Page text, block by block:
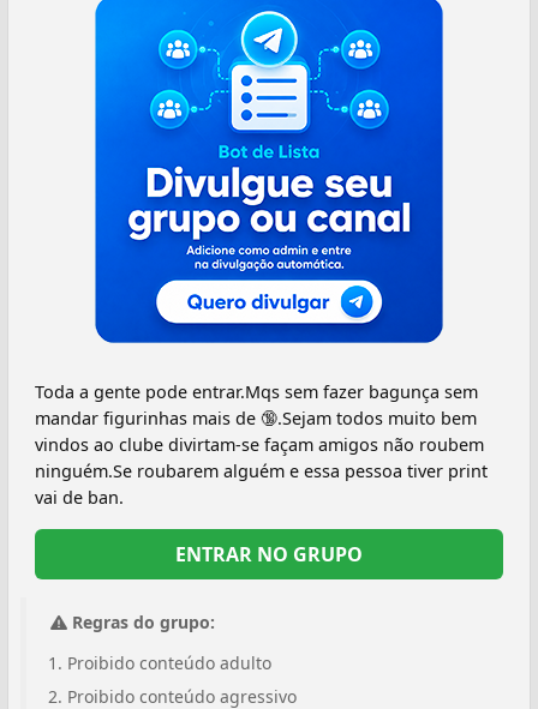
Toda a gente pode entrar.Mqs sem fazer bagunça sem
mandar figurinhas mais de 🔞.Sejam todos muito bem
vindos ao clube divirtam-se façam amigos não roubem
ninguém.Se roubarem alguém e essa pessoa tiver print
vai de ban.
ENTRAR NO GRUPO
Regras do grupo:
Proibido conteúdo adulto
Proibido conteúdo agressivo